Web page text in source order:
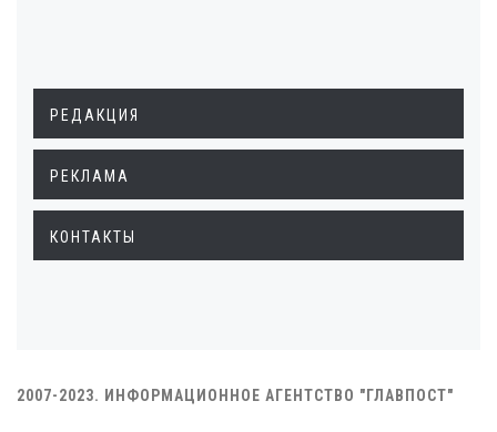
РЕДАКЦИЯ
РЕКЛАМА
КОНТАКТЫ
2007-2023. ИНФОРМАЦИОННОЕ АГЕНТСТВО "ГЛАВПОСТ"